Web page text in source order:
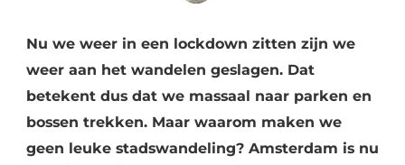
Nu we weer in een lockdown zitten zijn we
weer aan het wandelen geslagen. Dat
betekent dus dat we massaal naar parken en
bossen trekken. Maar waarom maken we
geen leuke stadswandeling? Amsterdam is nu